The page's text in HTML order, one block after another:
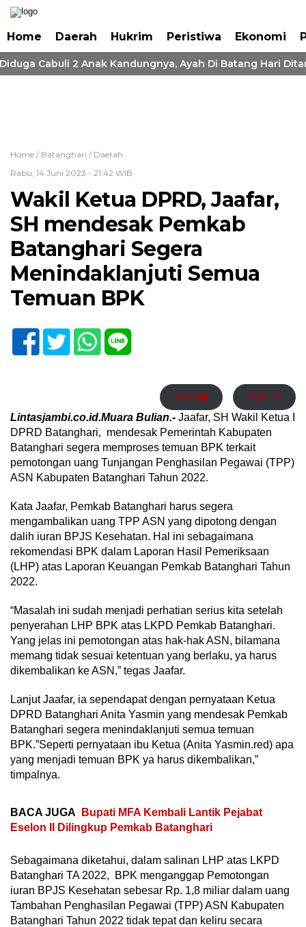
Home Daerah Hukrim Peristiwa Ekonomi
Cabuli 2 Anak Kandungnya, Ayah Di Batang Hari
Home / Batanghari / Daerah
Rabu, 14 Juni 2023 - 21:42 WIB
Wakil Ketua DPRD, Jaafar,
SH mendesak Pemkab
Batanghari Segera
Menindaklanjuti Semua
Temuan BPK
Print 🖨 PDF 📄
Lintasjambi.co.id.Muara Bulian.- Jaafar, SH Wakil Ketua I
DPRD Batanghari, mendesak Pemerintah Kabupaten
Batanghari segera memproses temuan BPK terkait
pemotongan uang Tunjangan Penghasilan Pegawai (TPP)
ASN Kabupaten Batanghari Tahun 2022.
Kata Jaafar, Pemkab Batanghari harus segera
mengambalikan uang TPP ASN yang dipotong dengan
dalih iuran BPJS Kesehatan. Hal ini sebagaimana
rekomendasi BPK dalam Laporan Hasil Pemeriksaan
(LHP) atas Laporan Keuangan Pemkab Batanghari Tahun
2022.
“Masalah ini sudah menjadi perhatian serius kita setelah
penyerahan LHP BPK atas LKPD Pemkab Batanghari.
Yang jelas ini pemotongan atas hak-hak ASN, bilamana
memang tidak sesuai ketentuan yang berlaku, ya harus
dikembalikan ke ASN,” tegas Jaafar.
Lanjut Jaafar, ia sependapat dengan pernyataan Ketua
DPRD Batanghari Anita Yasmin yang mendesak Pemkab
Batanghari segera menindaklanjuti semua temuan
BPK.”Seperti pernyataan ibu Ketua (Anita Yasmin.red) apa
yang menjadi temuan BPK ya harus dikembalikan,”
timpalnya.
BACA JUGA
Bupati MFA Kembali Lantik Pejabat
Eselon II Dilingkup Pemkab Batanghari
Sebagaimana diketahui, dalam salinan LHP atas LKPD
Batanghari TA 2022, BPK menganggap Pemotongan
iuran BPJS Kesehatan sebesar Rp. 1,8 miliar dalam uang
Tambahan Penghasilan Pegawai (TPP) ASN Kabupaten
Batanghari Tahun 2022 tidak tepat dan keliru secara